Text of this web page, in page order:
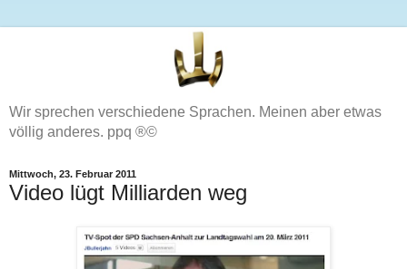
Wir sprechen verschiedene Sprachen. Meinen aber etwas
völlig anderes. ppq ®©
Mittwoch, 23. Februar 2011
Video lügt Milliarden weg